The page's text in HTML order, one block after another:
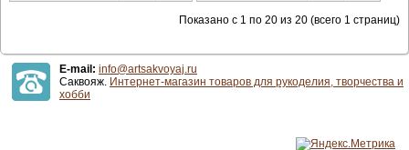
Показано с 1 по 20 из 20 (всего 1 страниц)
E-mail: info@artsakvoyaj.ru
Саквояж. Интернет-магазин товаров для рукоделия, творчества и
хобби